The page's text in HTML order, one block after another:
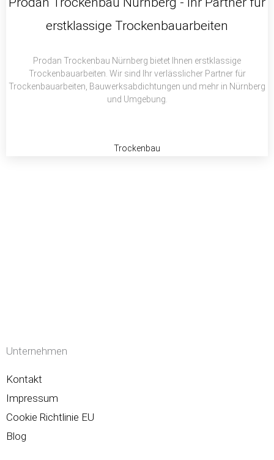
r
p
erstklassige Trockenbauarbeiten
Prodan Trockenbau Nürnberg bietet Ihnen erstklassige
Trockenbauarbeiten. Wir sind Ihr verlässlicher Partner für
Trockenbauarbeiten, Bauwerksabdichtungen und mehr in Nürnberg
und Umgebung.
Trockenbau
Unternehmen
Kontakt
Impressum
Cookie Richtlinie EU
Blog